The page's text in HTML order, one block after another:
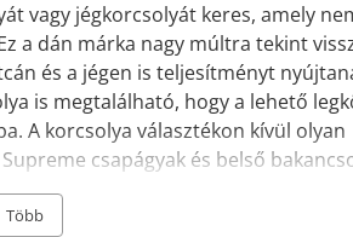
vagy jégkorcsolyát keres, amely
a dán márka nagy múltra tekint
és a jégen is teljesítményt
is megtalálható, hogy a lehető
A korcsolya választékon kívül olyan
csapágyak és belső
Dániában, majd két évvel
Több